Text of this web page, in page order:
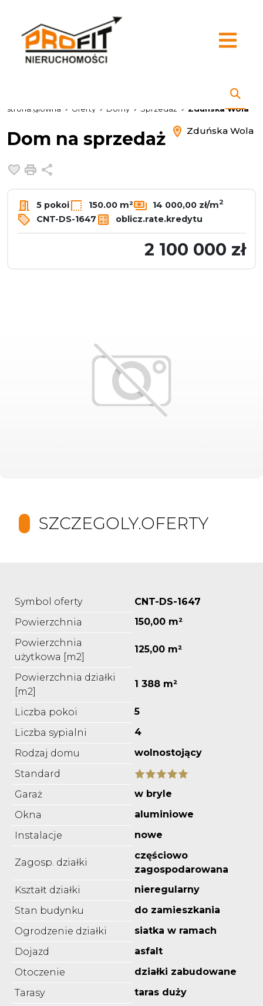
strona.glowna Oferty Domy Sprzedaż Zduńska Wola
Dom na sprzedaż Zduńska Wola
Dodaj do ulubionych
Drukuj
5 pokoi 150.00 m² 14 000,00 zł/m2
CNT-DS-1647 oblicz.rate.kredytu
2 100 000 zł
SZCZEGOLY.OFERTY
Symbol oferty
CNT-DS-1647
Powierzchnia
150,00 m²
Powierzchnia
użytkowa [m2]
125,00 m²
Powierzchnia działki
[m2]
1 388 m²
Liczba pokoi
5
Liczba sypialni
4
Rodzaj domu
wolnostojący
Standard
Garaż
w bryle
Okna
aluminiowe
Instalacje
nowe
Zagosp. działki
częściowo
zagospodarowana
Kształt działki
nieregularny
Stan budynku
do zamieszkania
Ogrodzenie działki
siatka w ramach
Dojazd
asfalt
Otoczenie
działki zabudowane
Tarasy
taras duży